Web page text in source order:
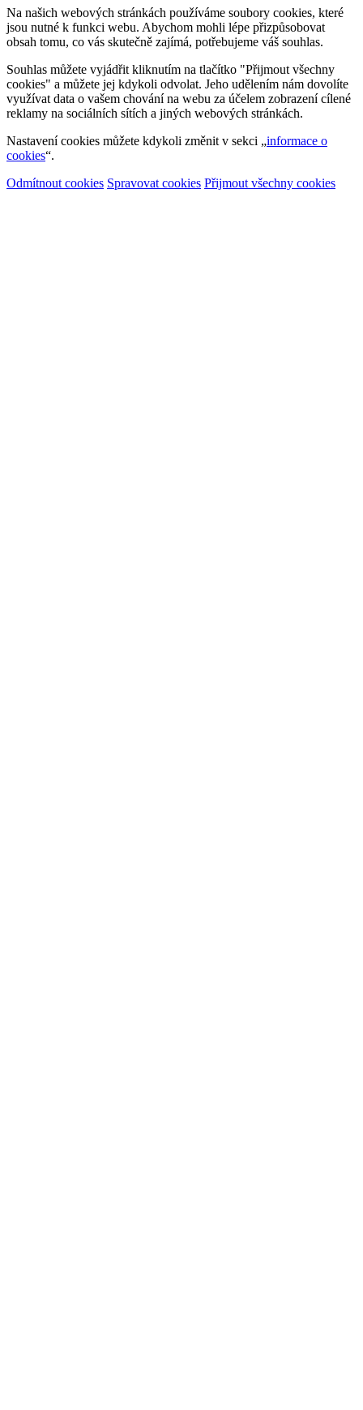
Na našich webových stránkách používáme soubory cookies, které
jsou nutné k funkci webu. Abychom mohli lépe přizpůsobovat
obsah tomu, co vás skutečně zajímá, potřebujeme váš souhlas.
Souhlas můžete vyjádřit kliknutím na tlačítko "Přijmout všechny
cookies" a můžete jej kdykoli odvolat. Jeho udělením nám dovolíte
využívat data o vašem chování na webu za účelem zobrazení cílené
reklamy na sociálních sítích a jiných webových stránkách.
Nastavení cookies můžete kdykoli změnit v sekci „informace o
cookies“.
Odmítnout cookies Spravovat cookies Přijmout všechny cookies